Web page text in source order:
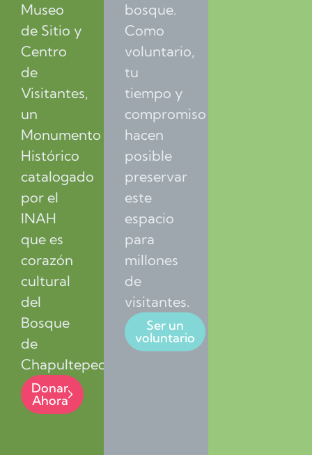
Museo
de Sitio y
Centro
de
Visitantes,
un
Monumento
Histórico
catalogado
por el
INAH
que es
corazón
cultural
del
Bosque
de
Chapultepec.
Donar
Ahora
bosque.
Como
voluntario,
tu
tiempo y
compromiso
hacen
posible
preservar
este
espacio
para
millones
de
visitantes.
Ser un
voluntario